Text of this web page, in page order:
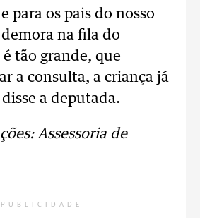
para os pais do nosso
na fila do
tão grande, que
a consulta, a criança já
a deputada.
Assessoria de
PUBLICIDADE